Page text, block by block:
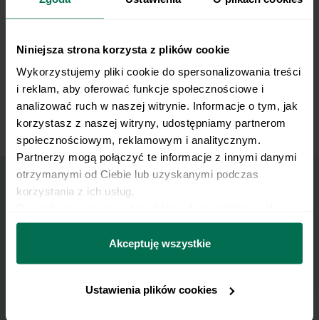
Niniejsza strona korzysta z plików cookie
Wykorzystujemy pliki cookie do spersonalizowania treści
i reklam, aby oferować funkcje społecznościowe i
analizować ruch w naszej witrynie. Informacje o tym, jak
korzystasz z naszej witryny, udostępniamy partnerom
społecznościowym, reklamowym i analitycznym.
Partnerzy mogą połączyć te informacje z innymi danymi
otrzymanymi od Ciebie lub uzyskanymi podczas
korzystania z ich usług.
można się z nami skontaktować i w jaki sposób
przetwarzamy dane osobowe w ramach
prywatności.
Akceptuję wszystkie
Ustawienia plików cookies
podgrzania ryby. Na koniec skrapiamy sokiem z
sezamem.
9
Gotowe danie przekładamy na talerz i
podajemy na gorąco.
Nasze najlepsze przepisy, prosto na Twoja
skrzynkę e-mail.